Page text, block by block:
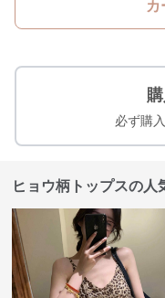
カ
必ず購
ヒョウ柄トップスの人